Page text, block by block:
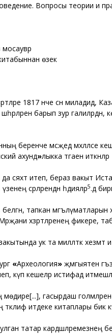
Вопросы теории и
өзек
1817 нче сәнә
барып зур
беренче мәсҗед мәхәлләсе
ахунд»лыкка тәгаен иткәнләр.
сәяхәт итеп, бераз вакыт
әсәрләрендән һәдияләр5
белгән, тапкан
хәзрәтләренең
ук та милләткә хезмәт
«Археология» җәмгыятенә
күп кешеләр истифадә
мөдире[...], гасырдаш
тәклиф итдеке китаплары бик
татар кардәшләремезнең